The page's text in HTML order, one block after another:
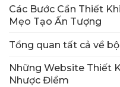
Các Bước Cần Thiết
Mẹo Tạo Ấn Tượng
Tổng quan tất cả về
Những Website Thiết
Nhược Điểm